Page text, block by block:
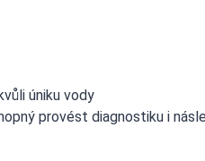
úniku vody
provést diagnostiku i